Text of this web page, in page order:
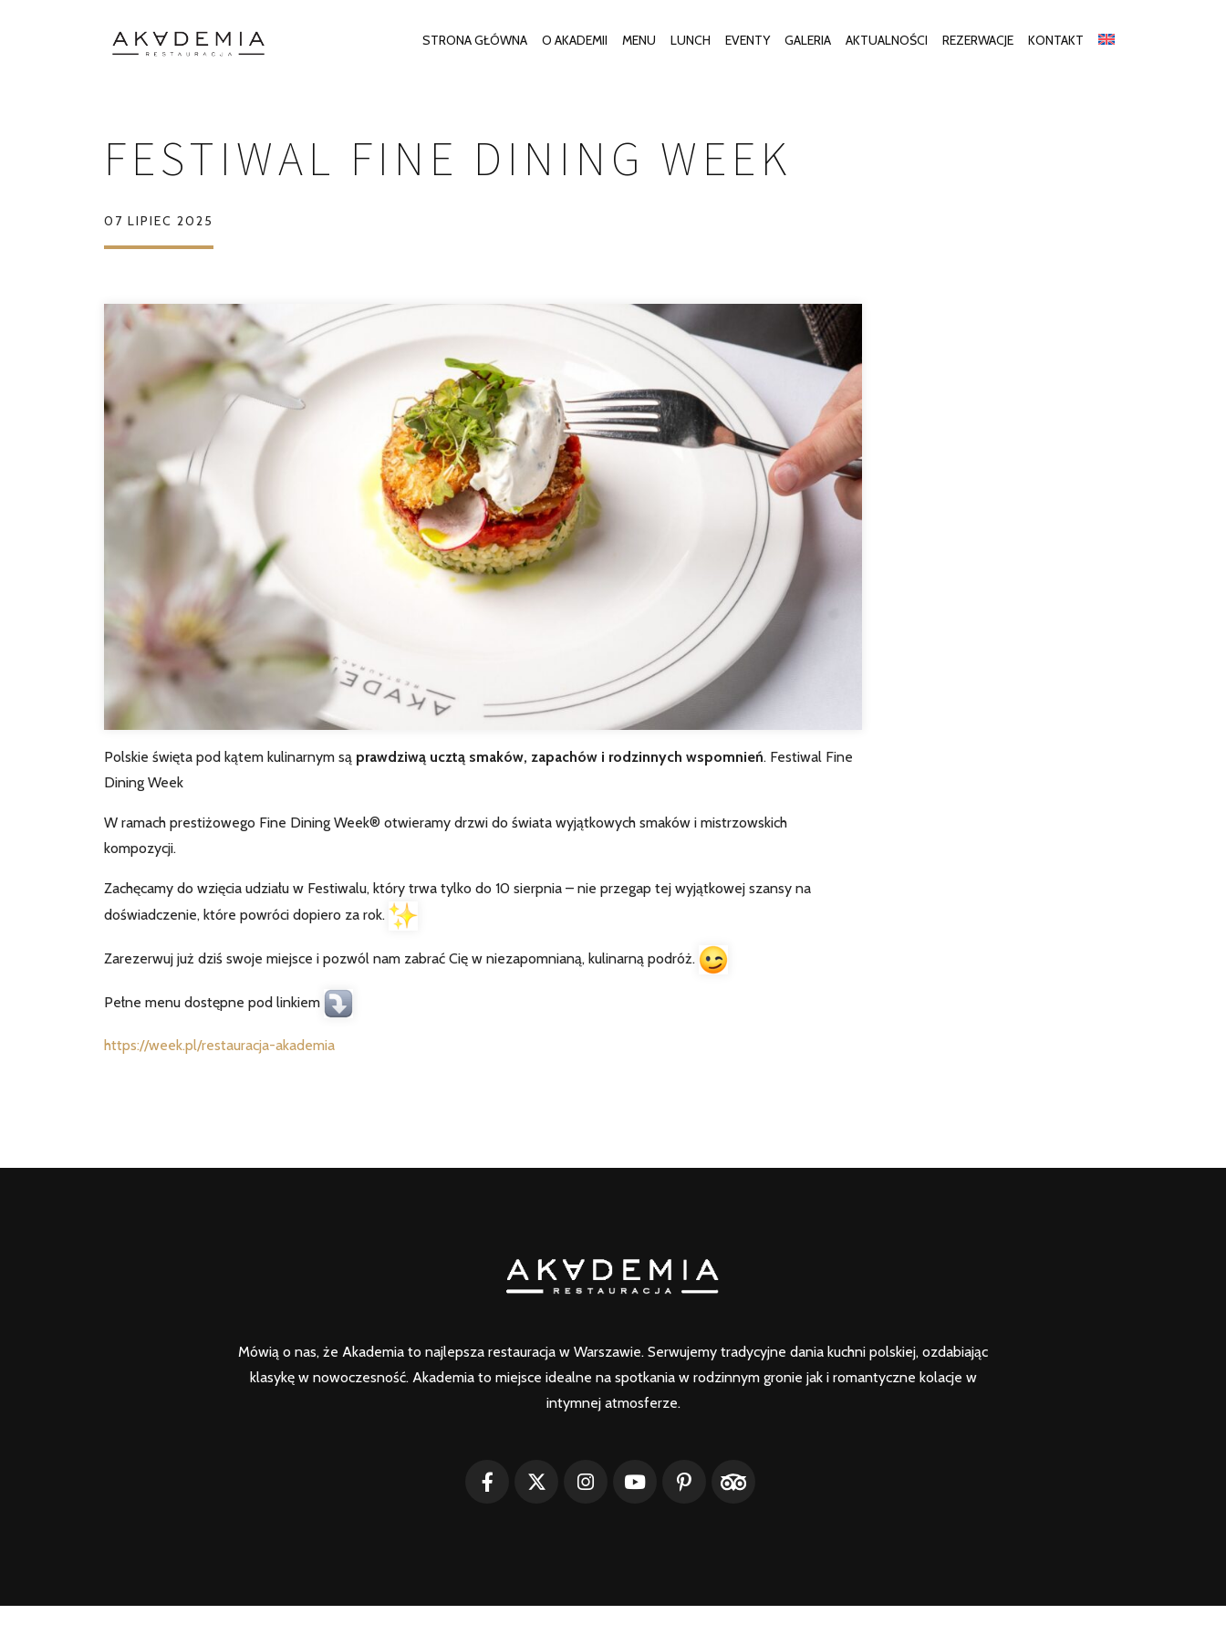
STRONA GŁÓWNA O AKADEMII MENU LUNCH EVENTY GALERIA AKTUALNOŚCI REZERWACJE KONTAKT
FESTIWAL FINE DINING WEEK
07 LIPIEC 2025
Polskie święta pod kątem kulinarnym są prawdziwą ucztą smaków, zapachów i rodzinnych wspomnień. Festiwal Fine
Dining Week
W ramach prestiżowego Fine Dining Week® otwieramy drzwi do świata wyjątkowych smaków i mistrzowskich
kompozycji.
Zachęcamy do wzięcia udziału w Festiwalu, który trwa tylko do 10 sierpnia – nie przegap tej wyjątkowej szansy na
doświadczenie, które powróci dopiero za rok.
Zarezerwuj już dziś swoje miejsce i pozwól nam zabrać Cię w niezapomnianą, kulinarną podróż.
Pełne menu dostępne pod linkiem
https://week.pl/restauracja-akademia
Mówią o nas, że Akademia to najlepsza restauracja w Warszawie. Serwujemy tradycyjne dania kuchni polskiej, ozdabiając
klasykę w nowoczesność. Akademia to miejsce idealne na spotkania w rodzinnym gronie jak i romantyczne kolacje w
intymnej atmosferze.